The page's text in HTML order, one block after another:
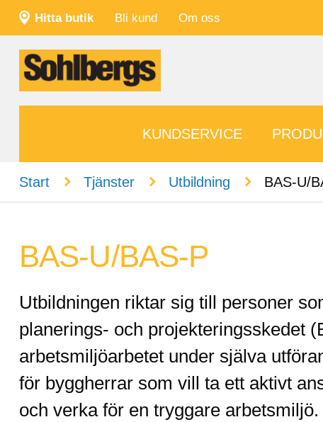
Hitta butik Bli kund Om oss
KUNDSERVICE
Start n Tjänster n Utbildning n BAS-U/
BAS-U/BAS-P
Utbildningen riktar sig till personer
planerings- och projekteringsskedet
arbetsmiljöarbetet under själva
för byggherrar som vill ta ett aktivt
och verka för en tryggare arbetsmiljö.